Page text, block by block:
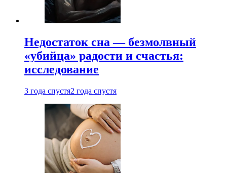
Недостаток сна — безмолвный
«убийца» радости и счастья:
исследование
3 года спустя2 года спустя